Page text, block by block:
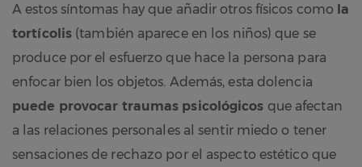
A estos síntomas hay que añadir otros físicos como la
tortícolis (también aparece en los niños) que se
produce por el esfuerzo que hace la persona para
enfocar bien los objetos. Además, esta dolencia
puede provocar traumas psicológicos que afectan
a las relaciones personales al sentir miedo o tener
sensaciones de rechazo por el aspecto estético que